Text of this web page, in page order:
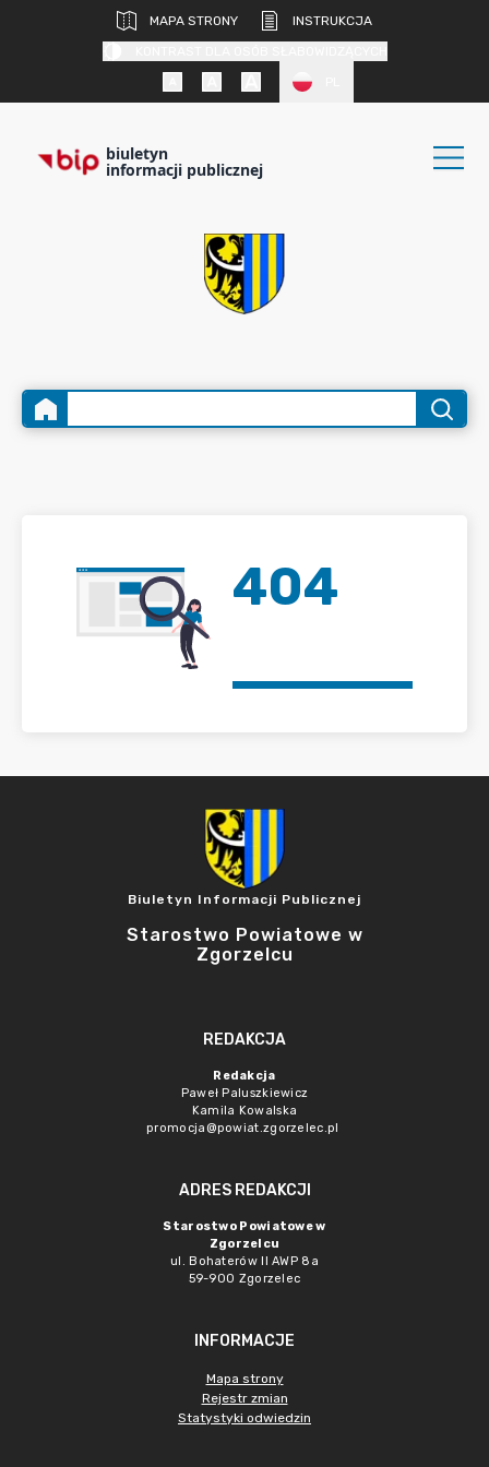
MAPA STRONY
INSTRUKCJA
biuletyn
informacji publicznej
404
Biuletyn Informacji Publicznej
Starostwo Powiatowe w
Zgorzelcu
REDAKCJA
Redakcja
Paweł Paluszkiewicz
Kamila Kowalska
promocja@powiat.zgorzelec.pl
ADRES REDAKCJI
Starostwo Powiatowe w
Zgorzelcu
ul. Bohaterów II AWP 8a
59-900 Zgorzelec
INFORMACJE
Mapa strony
Rejestr zmian
Statystyki odwiedzin